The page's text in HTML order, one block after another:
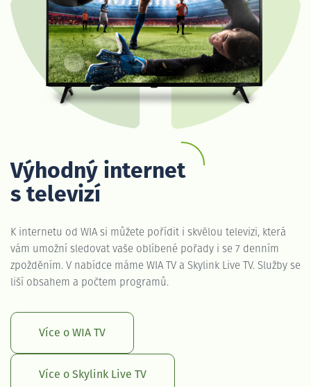
Výhodný internet
s televizí
K internetu od WIA si můžete pořídit i skvělou televizi, která
vám umožní sledovat vaše oblíbené pořady i se 7 denním
zpožděním. V nabídce máme WIA TV a Skylink Live TV. Služby se
liší obsahem a počtem programů.
Více o WIA TV
Více o Skylink Live TV